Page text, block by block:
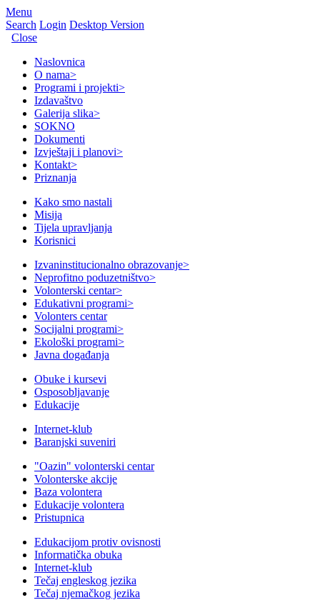
Menu
Search Login Desktop Version
Close
Naslovnica
O nama>
Programi i projekti>
Izdavaštvo
Galerija slika>
SOKNO
Dokumenti
Izvještaji i planovi>
Kontakt>
Priznanja
Kako smo nastali
Misija
Tijela upravljanja
Korisnici
Izvaninstitucionalno obrazovanje>
Neprofitno poduzetništvo>
Volonterski centar>
Edukativni programi>
Volonters centar
Socijalni programi>
Ekološki programi>
Javna događanja
Obuke i kursevi
Osposobljavanje
Edukacije
Internet-klub
Baranjski suveniri
"Oazin" volonterski centar
Volonterske akcije
Baza volontera
Edukacije volontera
Pristupnica
Edukacijom protiv ovisnosti
Informatička obuka
Internet-klub
Tečaj engleskog jezika
Tečaj njemačkog jezika